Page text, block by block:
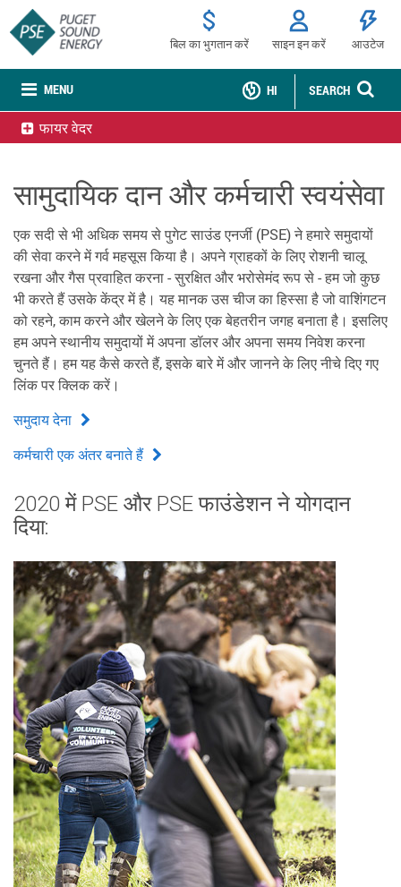
MENU
बिल का भुगतान करें साइन इन करें आउटेज
SEARCH
HI
फायर वेदर
सामुदायिक दान और कर्मचारी स्वयंसेवा
एक सदी से भी अधिक समय से पुगेट साउंड एनर्जी (PSE) ने हमारे समुदायों
की सेवा करने में गर्व महसूस किया है। अपने ग्राहकों के लिए रोशनी चालू
रखना और गैस प्रवाहित करना - सुरक्षित और भरोसेमंद रूप से - हम जो कुछ
भी करते हैं उसके केंद्र में है। यह मानक उस चीज का हिस्सा है जो वाशिंगटन
को रहने, काम करने और खेलने के लिए एक बेहतरीन जगह बनाता है। इसलिए
हम अपने स्थानीय समुदायों में अपना डॉलर और अपना समय निवेश करना
चुनते हैं। हम यह कैसे करते हैं, इसके बारे में और जानने के लिए नीचे दिए गए
लिंक पर क्लिक करें।
समुदाय देना
कर्मचारी एक अंतर बनाते हैं
2020 में PSE और PSE फाउंडेशन ने योगदान
दिया: